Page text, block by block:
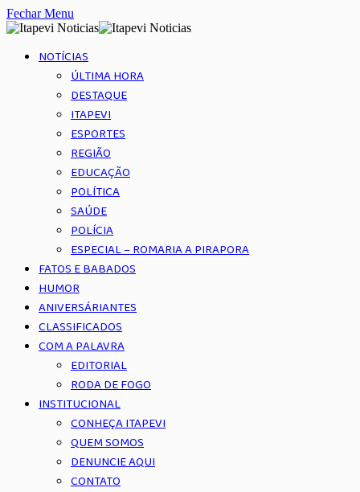
Fechar Menu
NOTÍCIAS
ÚLTIMA HORA
DESTAQUE
ITAPEVI
ESPORTES
REGIÃO
EDUCAÇÃO
POLÍTICA
SAÚDE
POLÍCIA
ESPECIAL – ROMARIA A PIRAPORA
FATOS E BABADOS
HUMOR
ANIVERSÁRIANTES
CLASSIFICADOS
COM A PALAVRA
EDITORIAL
RODA DE FOGO
INSTITUCIONAL
CONHEÇA ITAPEVI
QUEM SOMOS
DENUNCIE AQUI
CONTATO